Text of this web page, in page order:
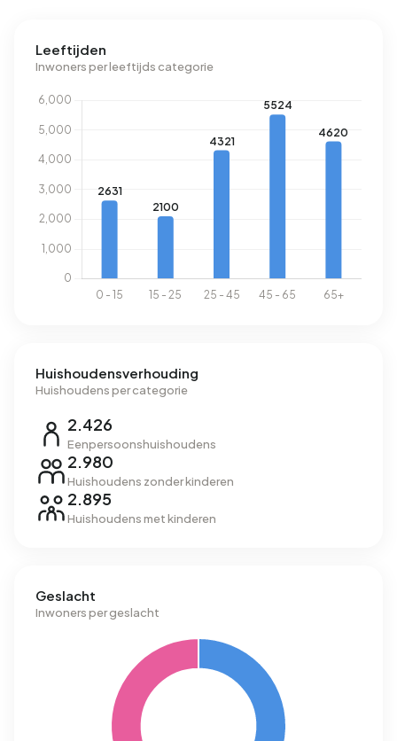
Leeftijden
Inwoners per leeftijds categorie
Huishoudensverhouding
Huishoudens per categorie
2.426
Eenpersoonshuishoudens
2.980
Huishoudens zonder kinderen
2.895
Huishoudens met kinderen
Geslacht
Inwoners per geslacht